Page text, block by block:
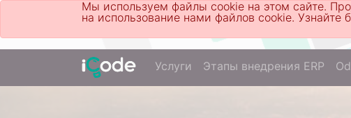
Мы используем файлы cookie на этом сайте.
на использование нами файлов cookie. Узнайте
Услуги Этапы внедрения ERP